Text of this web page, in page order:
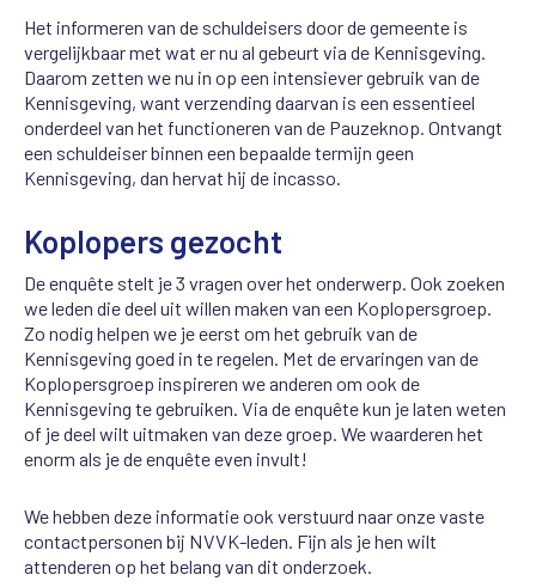
Het informeren van de schuldeisers door de gemeente is
vergelijkbaar met wat er nu al gebeurt via de Kennisgeving.
Daarom zetten we nu in op een intensiever gebruik van de
Kennisgeving, want verzending daarvan is een essentieel
onderdeel van het functioneren van de Pauzeknop. Ontvangt
een schuldeiser binnen een bepaalde termijn geen
Kennisgeving, dan hervat hij de incasso.
Koplopers gezocht
De enquête stelt je 3 vragen over het onderwerp. Ook zoeken
we leden die deel uit willen maken van een Koplopersgroep.
Zo nodig helpen we je eerst om het gebruik van de
Kennisgeving goed in te regelen. Met de ervaringen van de
Koplopersgroep inspireren we anderen om ook de
Kennisgeving te gebruiken. Via de enquête kun je laten weten
of je deel wilt uitmaken van deze groep. We waarderen het
enorm als je de enquête even invult!
We hebben deze informatie ook verstuurd naar onze vaste
contactpersonen bij NVVK-leden. Fijn als je hen wilt
attenderen op het belang van dit onderzoek.